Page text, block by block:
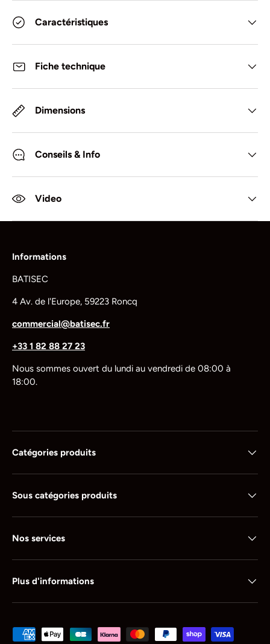
Caractéristiques
Fiche technique
Dimensions
Conseils & Info
Video
Informations
BATISEC
4 Av. de l'Europe, 59223 Roncq
commercial@batisec.fr
+33 1 82 88 27 23
Nous sommes ouvert du lundi au vendredi de 08:00 à
18:00.
Catégories produits
Sous catégories produits
Nos services
Plus d'informations
Moyens de paiement acceptés